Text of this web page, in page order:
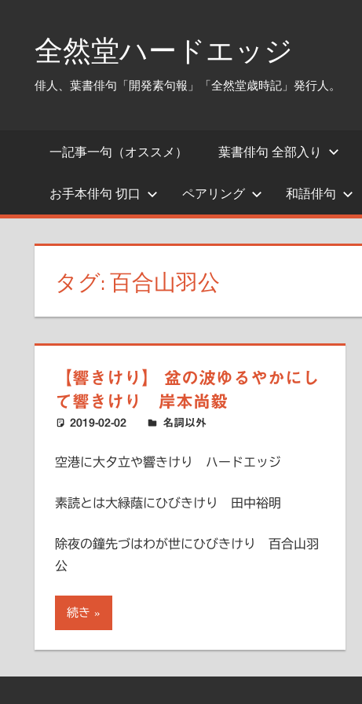
プ
全然堂ハードエッジ
俳人、葉書俳句「開発素句報」「全然堂歳時記」発行人。
一記事一句（オススメ） 葉書俳句 全部入り
お手本俳句 切口 ペアリング 和語俳句
タグ:百合山羽公
【響きけり】 盆の波ゆるやかにし
て響きけり 岸本尚毅
2019-02-02 ハードエッジ
名詞以外
空港に大夕立や響きけり ハードエッジ
素読とは大緑蔭にひびきけり 田中裕明
除夜の鐘先づはわが世にひびきけり 百合山羽
公
続き